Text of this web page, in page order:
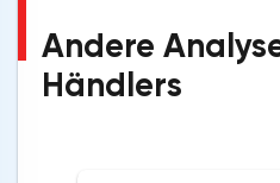
Andere
Händlers